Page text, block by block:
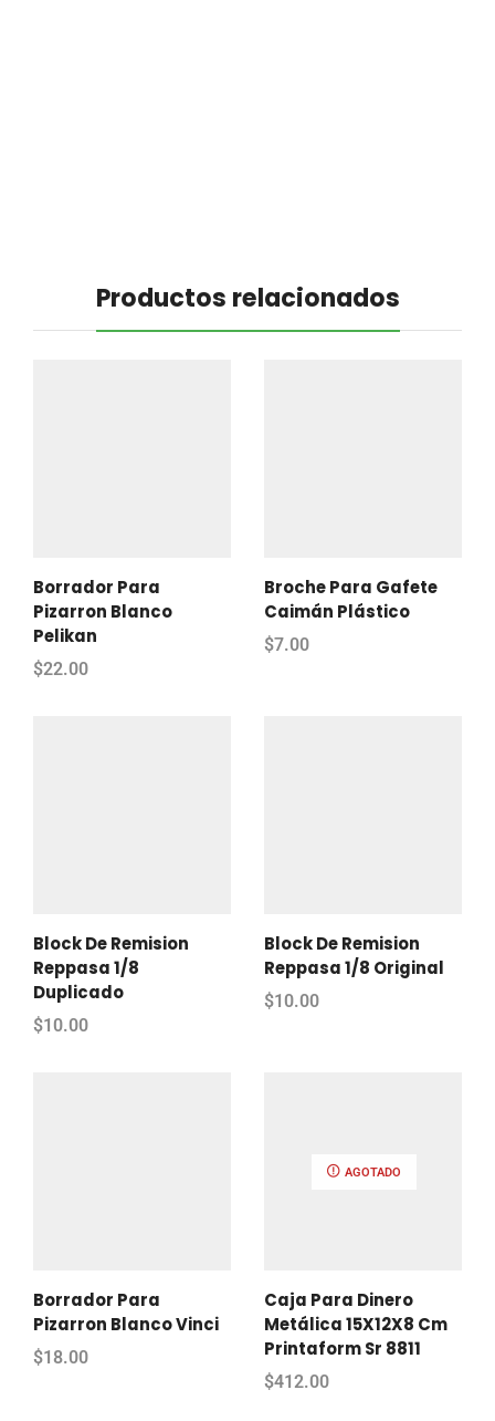
Productos relacionados
Borrador Para
Pizarron Blanco
Pelikan
$22.00
Broche Para Gafete
Caimán Plástico
$7.00
Block De Remision
Reppasa 1/8
Duplicado
$10.00
Block De Remision
Reppasa 1/8 Original
$10.00
Borrador Para
Pizarron Blanco Vinci
$18.00
AGOTADO
Caja Para Dinero
Metálica 15X12X8 Cm
Printaform Sr 8811
$412.00